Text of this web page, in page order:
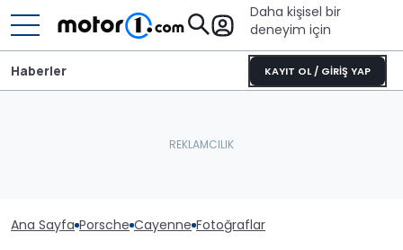
Daha kişisel bir
deneyim için
KAYIT OL / GİRİŞ YAP
Haberler
Ana Sayfa Porsche Cayenne Fotoğraflar